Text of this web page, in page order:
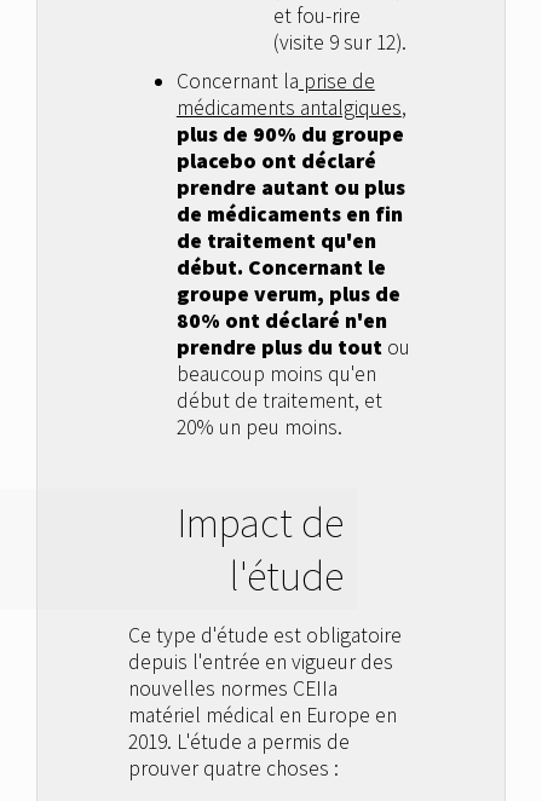
et fou-rire
(visite 9 sur 12).
Concernant la prise de
médicaments antalgiques,
plus de 90% du groupe
placebo ont déclaré
prendre autant ou plus
de médicaments en fin
de traitement qu'en
début. Concernant le
groupe verum, plus de
80% ont déclaré n'en
prendre plus du toutou
beaucoup moins qu'en
début de traitement, et
20% un peu moins.
Impact de
l'étude
Ce type d'étude est obligatoire
depuis l'entrée en vigueur des
nouvelles normes CEIIa
matériel médical en Europe en
2019. L'étude a permis de
prouver quatre choses :